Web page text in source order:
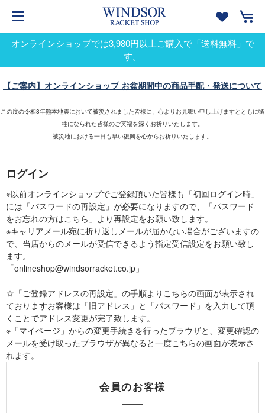
オンラインショップでは3,980円以上ご購入で「送料無料」で
す。
【ご案内】オンラインショップ お盆期間中の商品手配・発送について
この度の令和8年熊本地震において被災されました皆様に、心よりお見舞い申し上げますとともに犠
牲になられた皆様のご冥福を深くお祈りいたします。
被災地における一日も早い復興を心からお祈りいたします。
ログイン
※以前オンラインショップでご登録頂いた皆様も「初回ログイン時」
には「パスワードの再設定」が必要になりますので、「パスワード
をお忘れの方はこちら」より再設定をお願い致します。
※キャリアメール宛に折り返しメールが届かない場合がございますの
で、当店からのメールが受信できるよう指定受信設定をお願い致し
ます。
「onlineshop@windsorracket.co.jp」
☆「ご登録アドレスの再設定」の手順よりこちらの画面が表示され
ておりますお客様は「旧アドレス」と「パスワード」を入力して頂
くことでアドレス変更が完了致します。
※「マイページ」からの変更手続きを行ったブラウザと、変更確認の
メールを受け取ったブラウザが異なると一度こちらの画面が表示さ
れます。
会員のお客様